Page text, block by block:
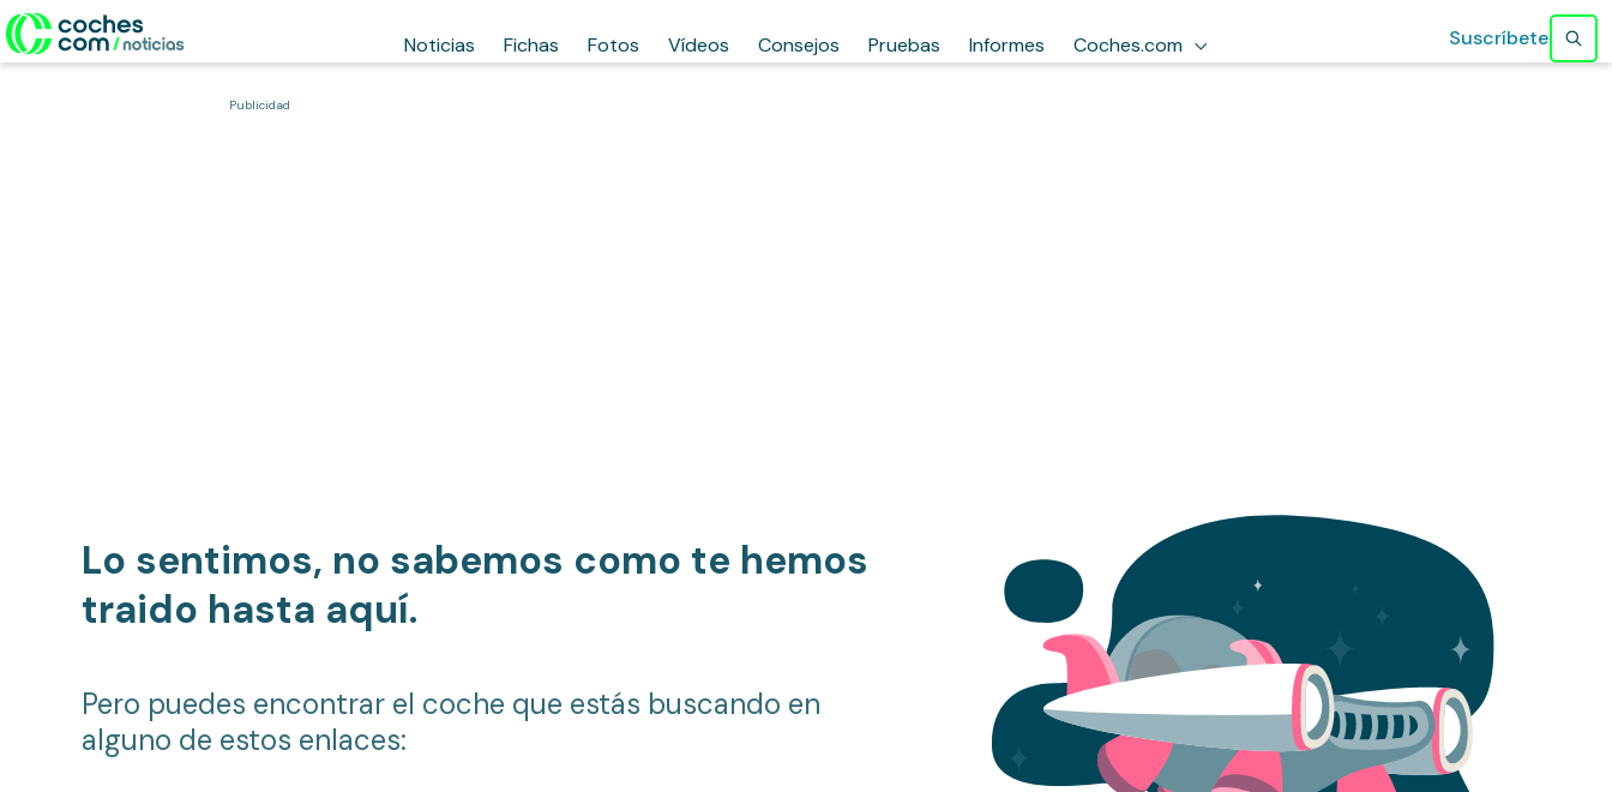
Noticias Fichas Fotos Vídeos Consejos Pruebas Informes Coches.com Suscríbete
Publicidad
Lo sentimos, no sabemos como te hemos
traido hasta aquí.
Pero puedes encontrar el coche que estás buscando en
alguno de estos enlaces: